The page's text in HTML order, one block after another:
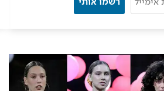
רשמו אותי